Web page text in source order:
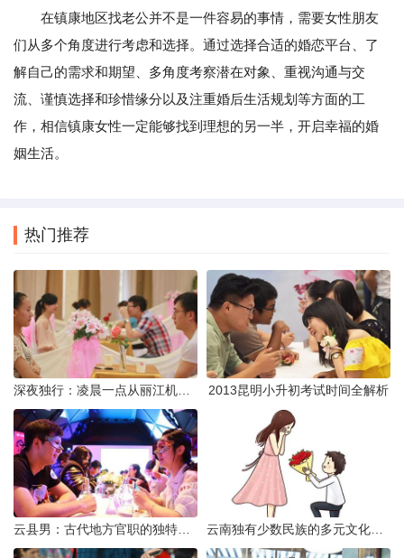
在镇康地区找老公并不是一件容易的事情，需要女性朋友
们从多个角度进行考虑和选择。通过选择合适的婚恋平台、了
解自己的需求和期望、多角度考察潜在对象、重视沟通与交
流、谨慎选择和珍惜缘分以及注重婚后生活规划等方面的工
作，相信镇康女性一定能够找到理想的另一半，开启幸福的婚
姻生活。
热门推荐
2013昆明小升初考试时间全解析